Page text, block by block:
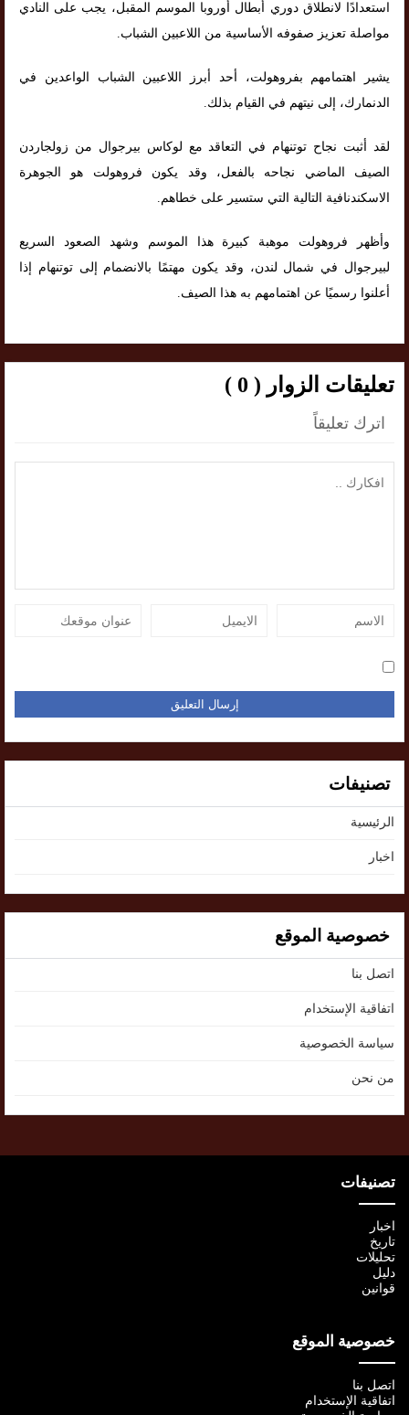
استعدادًا لانطلاق دوري أبطال أوروبا الموسم المقبل، يجب على النادي
مواصلة تعزيز صفوفه الأساسية من اللاعبين الشباب.
يشير اهتمامهم بفروهولت، أحد أبرز اللاعبين الشباب الواعدين في
الدنمارك، إلى نيتهم ​​في القيام بذلك.
لقد أثبت نجاح توتنهام في التعاقد مع لوكاس بيرجوال من زولجاردن
الصيف الماضي نجاحه بالفعل، وقد يكون فروهولت هو الجوهرة
الاسكندنافية التالية التي ستسير على خطاهم.
وأظهر فروهولت موهبة كبيرة هذا الموسم وشهد الصعود السريع
لبيرجوال في شمال لندن، وقد يكون مهتمًا بالانضمام إلى توتنهام إذا
أعلنوا رسميًا عن اهتمامهم به هذا الصيف.
تعليقات الزوار ( 0 )
اترك تعليقاً
تصنيفات
الرئيسية
اخبار
خصوصية الموقع
اتصل بنا
اتفاقية الإستخدام
سياسة الخصوصية
من نحن
تصنيفات
اخبار
تاريخ
تحليلات
دليل
قوانين
خصوصية الموقع
اتصل بنا
اتفاقية الإستخدام